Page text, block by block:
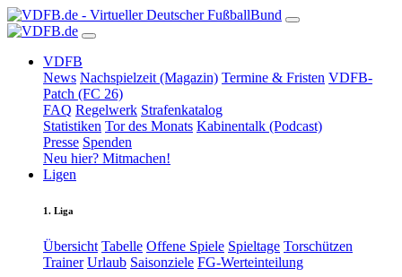
VDFB
News Nachspielzeit (Magazin) Termine & Fristen VDFB-
Patch (FC 26)
FAQ Regelwerk Strafenkatalog
Statistiken Tor des Monats Kabinentalk (Podcast)
Presse Spenden
Neu hier? Mitmachen!
Ligen
1. Liga
Übersicht Tabelle Offene Spiele Spieltage Torschützen
Trainer Urlaub Saisonziele FG-Werteinteilung